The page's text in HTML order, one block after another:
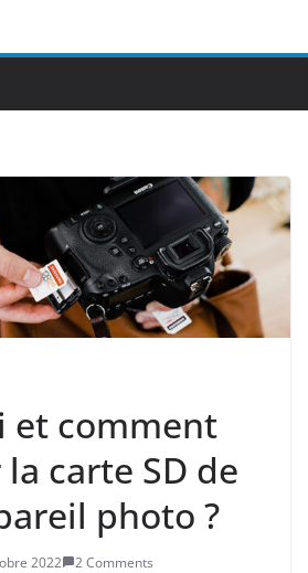
et comment
carte SD de
photo ?
2022 2 Comments